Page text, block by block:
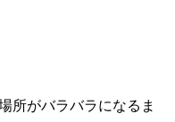
所がバラバラになるま